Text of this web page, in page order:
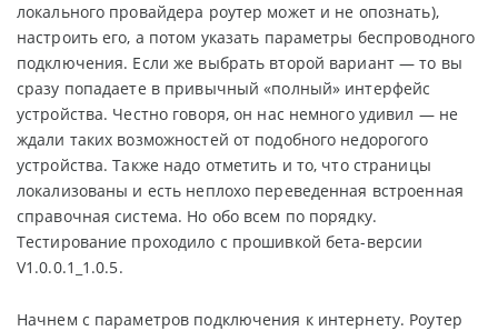
локального провайдера роутер может и не опознать),
настроить его, а потом указать параметры беспроводного
подключения. Если же выбрать второй вариант — то вы
сразу попадаете в привычный «полный» интерфейс
устройства. Честно говоря, он нас немного удивил — не
ждали таких возможностей от подобного недорогого
устройства. Также надо отметить и то, что страницы
локализованы и есть неплохо переведенная встроенная
справочная система. Но обо всем по порядку.
Тестирование проходило с прошивкой бета-версии
V1.0.0.1_1.0.5.
Начнем с параметров подключения к интернету. Роутер